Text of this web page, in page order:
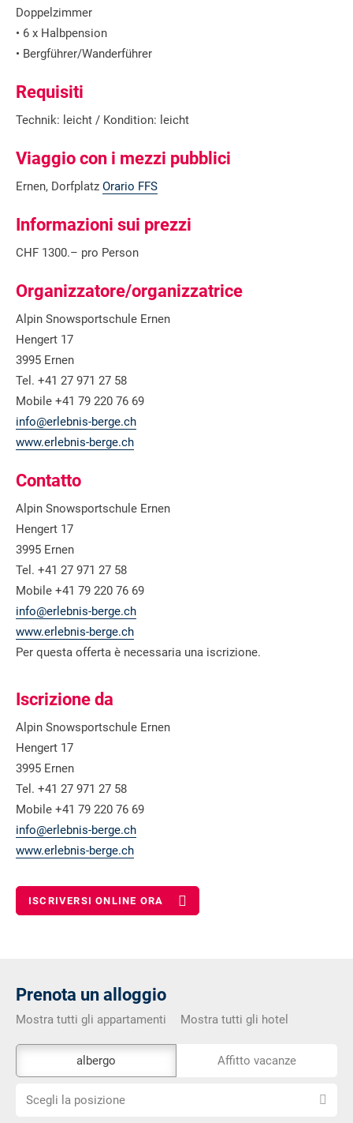
Doppelzimmer
• 6 x Halbpension
• Bergführer/Wanderführer
Requisiti
Technik: leicht / Kondition: leicht
Viaggio con i mezzi pubblici
Ernen, Dorfplatz Orario FFS
Informazioni sui prezzi
CHF 1300.– pro Person
Organizzatore/organizzatrice
Alpin Snowsportschule Ernen
Hengert 17
3995 Ernen
Tel. +41 27 971 27 58
Mobile +41 79 220 76 69
info@erlebnis-berge.ch
www.erlebnis-berge.ch
Contatto
Alpin Snowsportschule Ernen
Hengert 17
3995 Ernen
Tel. +41 27 971 27 58
Mobile +41 79 220 76 69
info@erlebnis-berge.ch
www.erlebnis-berge.ch
Per questa offerta è necessaria una iscrizione.
Iscrizione da
Alpin Snowsportschule Ernen
Hengert 17
3995 Ernen
Tel. +41 27 971 27 58
Mobile +41 79 220 76 69
info@erlebnis-berge.ch
www.erlebnis-berge.ch
ISCRIVERSI ONLINE ORA
Prenota un alloggio
Mostra tutti gli appartamenti Mostra tutti gli hotel
strumento
albergo Affitto vacanze
Scegli
Scegli la posizione